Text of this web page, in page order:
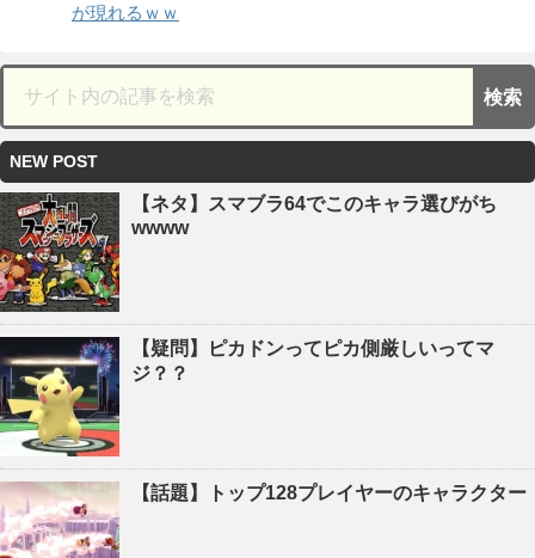
が現れるｗｗ
NEW POST
【ネタ】スマブラ64でこのキャラ選びがち
wwww
【疑問】ピカドンってピカ側厳しいってマ
ジ？？
【話題】トップ128プレイヤーのキャラクター